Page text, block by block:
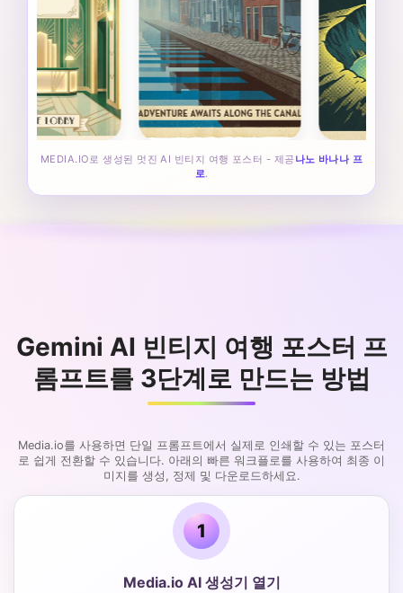
MEDIA.IO로 생성된 멋진 AI 빈티지 여행 포스터 - 제공 나노 바나나 프
로.
Gemini AI 빈티지 여행 포스터 프
롬프트를 3단계로 만드는 방법
Media.io를 사용하면 단일 프롬프트에서 실제로 인쇄할 수 있는 포스터
로 쉽게 전환할 수 있습니다. 아래의 빠른 워크플로를 사용하여 최종 이
미지를 생성, 정제 및 다운로드하세요.
1
Media.io AI 생성기 열기